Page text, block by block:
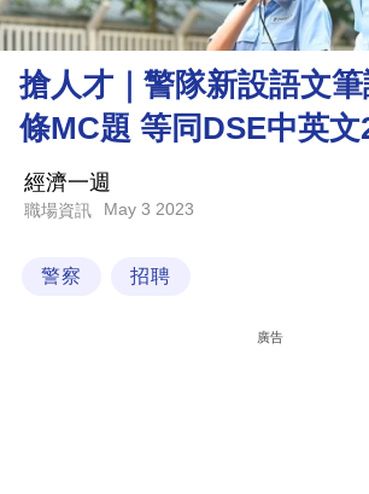
市
理
財
商
科
搶人才｜警隊新設語文
條MC題 等同DSE中英文
經濟一週
職場資訊 May 3 2023
警察 招聘
廣告